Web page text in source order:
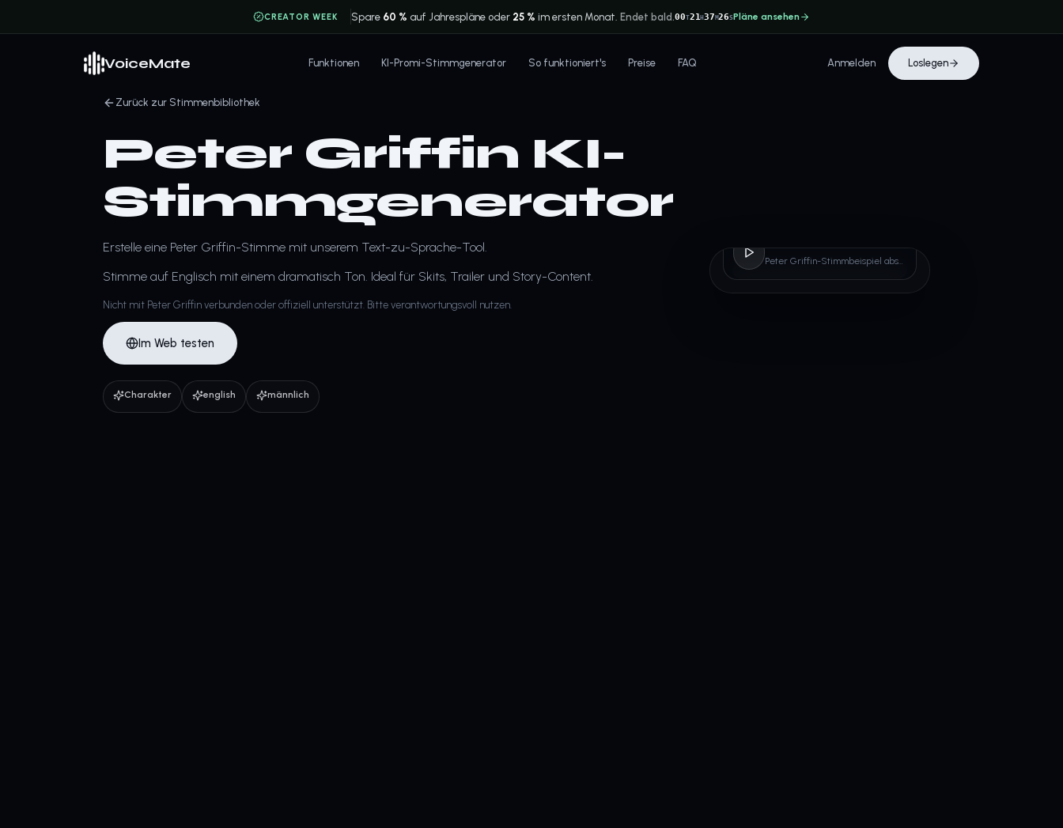
CREATOR WEEK Spare 60 % auf Jahrespläne oder 25 % im ersten Monat. Endet bald.00T21H37M26SPläne ansehen
VoiceMate Funktionen KI-Promi-Stimmgenerator So funktioniert's Preise FAQ Anmelden Loslegen
Zurück zur Stimmenbibliothek
Peter Griffin KI-
Stimmgenerator
Erstelle eine Peter Griffin-Stimme mit unserem Text-zu-Sprache-Tool.
Stimme auf Englisch mit einem dramatisch Ton. Ideal für Skits, Trailer und Story-Content.
Nicht mit Peter Griffin verbunden oder offiziell unterstützt. Bitte verantwortungsvoll nutzen.
Im Web testen
Charakter english männlich
Peter Griffin-Stimmbeispiel abspielen